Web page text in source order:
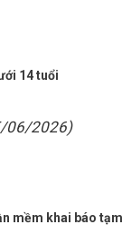
14 tuổi
06/2026)
mềm khai báo tạm